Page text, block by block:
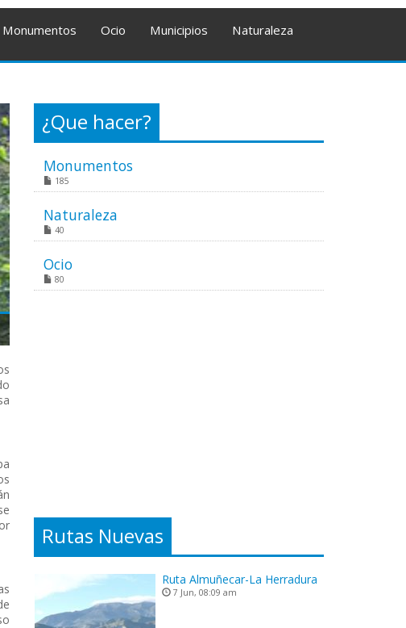
Monumentos Ocio Municipios Naturaleza
¿Que hacer?
Monumentos
185
Naturaleza
40
Ocio
80
Rutas Nuevas
Ruta Almuñecar-La Herradura
7 Jun, 08:09 am